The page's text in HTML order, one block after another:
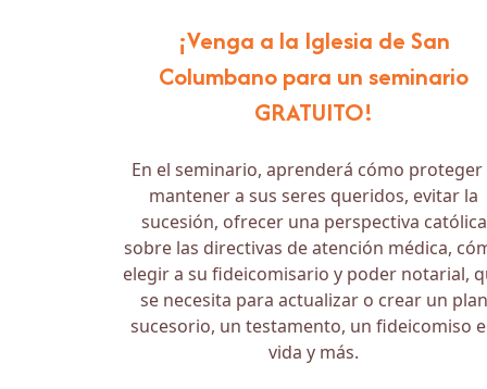
¡Venga a la Iglesia de San
Columbano para un seminario
GRATUITO!
En el seminario, aprenderá cómo proteger
mantener a sus seres queridos, evitar la
sucesión, ofrecer una perspectiva católica
sobre las directivas de atención médica,
elegir a su fideicomisario y poder notarial,
se necesita para actualizar o crear un plan
sucesorio, un testamento, un fideicomiso
vida y más.